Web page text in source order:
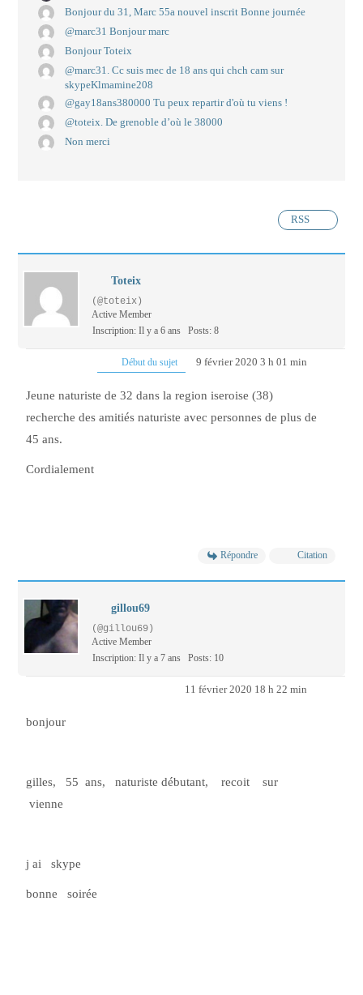
Bonjour du 31, Marc 55a nouvel inscrit Bonne journée
@marc31 Bonjour marc
Bonjour Toteix
@marc31. Cc suis mec de 18 ans qui chch cam sur
skypeKlmamine208
@gay18ans380000 Tu peux repartir d'où tu viens !
@toteix. De grenoble d’où le 38000
Non merci
RSS
Toteix
(@toteix)
Active Member
Inscription: Il y a 6 ans Posts: 8
Début du sujet 9 février 2020 3 h 01 min
Jeune naturiste de 32 dans la region iseroise (38)
recherche des amitiés naturiste avec personnes de plus de
45 ans.
Cordialement
Répondre Citation
gillou69
(@gillou69)
Active Member
Inscription: Il y a 7 ans Posts: 10
11 février 2020 18 h 22 min
bonjour
gilles, 55 ans, naturiste débutant, recoit sur
vienne
j ai skype
bonne soirée